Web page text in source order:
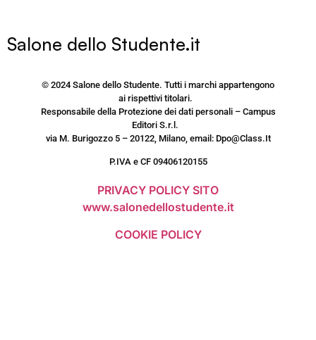
Salone dello Studente.it
© 2024 Salone dello Studente. Tutti i marchi appartengono
ai rispettivi titolari.
Responsabile della Protezione dei dati personali – Campus
Editori S.r.l.
via M. Burigozzo 5 – 20122, Milano, email: Dpo@Class.It
P.IVA e CF 09406120155
PRIVACY POLICY SITO
www.salonedellostudente.it
COOKIE POLICY